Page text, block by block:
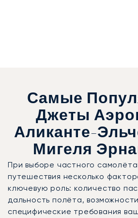
Самые
Джеты
Аликанте-
Мигеля
При выборе частного
путешествия несколько
ключевую роль: количество
дальность полёта,
специфические требования